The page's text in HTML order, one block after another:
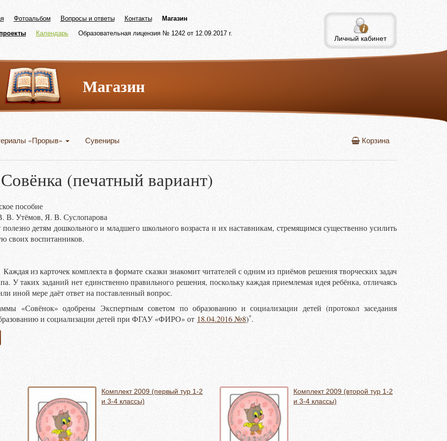
Личный кабинет
Фотоальбом Вопросы и ответы Контакты
Магазин
Календарь Образовательная лицензия № 1242 от 12.09.2017 г.
Магазин
«Прорыв» Сувениры Корзина
(печатный вариант)
пособие
В. Утёмов, Я. В. Суслопарова
полезно детям дошкольного и младшего школьного возраста и их наставникам, стремящимся существенно усилить
своих воспитанников.
из карточек комплекта в формате сказки знакомит читателей с одним из приёмов решения творческих задач
У таких заданий нет единственно правильного решения, поскольку каждая приемлемая идея ребёнка, отличаясь
иной мере даёт ответ на поставленный вопрос.
«Совёнок» одобрены Экспертным советом по образованию и социализации детей (протокол заседания
и социализации детей при ФГАУ «ФИРО» от 18.04.2016 №8)*.
Комплект 2009 (первый тур 1-2
и 3-4 классы)
Комплект 2009 (второй тур 1-2
и 3-4 классы)